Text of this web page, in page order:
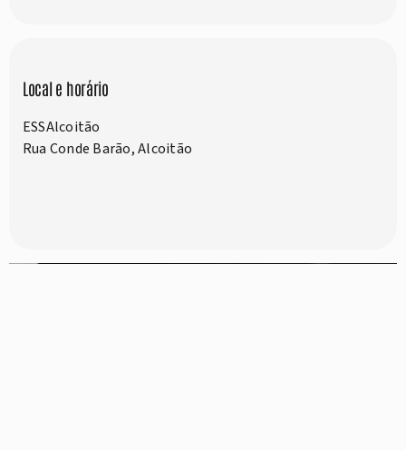
Local e horário
ESSAlcoitão
Rua Conde Barão, Alcoitão